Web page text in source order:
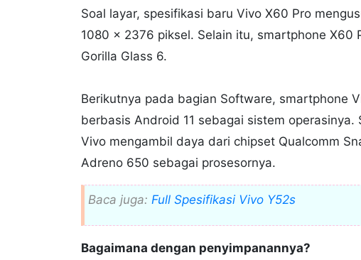
Soal layar, spesifikasi baru Vivo X60 Pro
1080 x 2376 piksel. Selain itu, smartphone X60
Gorilla Glass 6.
Berikutnya pada bagian Software, smartphone
berbasis Android 11 sebagai sistem
Vivo mengambil daya dari chipset Qualcomm
Adreno 650 sebagai prosesornya.
Baca juga: Full Spesifikasi Vivo Y52s
Bagaimana dengan penyimpanannya?